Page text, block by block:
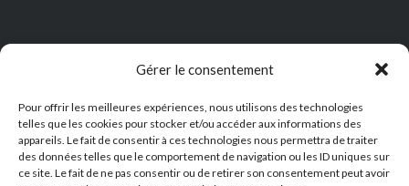
Gérer le consentement
Pour offrir les meilleures expériences, nous utilisons des technologies
telles que les cookies pour stocker et/ou accéder aux informations des
appareils. Le fait de consentir à ces technologies nous permettra de traiter
des données telles que le comportement de navigation ou les ID uniques sur
ce site. Le fait de ne pas consentir ou de retirer son consentement peut avoir
MENTIONS LÉGALES
Consulter les mentions légales
Consulter la politique de confidentialité